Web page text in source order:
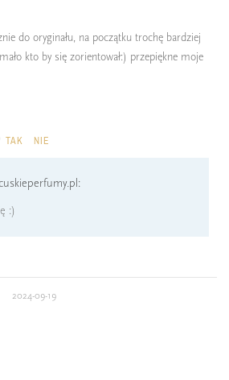
do oryginału, na początku trochę bardziej
kto by się zorientował:) przepiękne moje
TAK NIE
:)
2024-09-19